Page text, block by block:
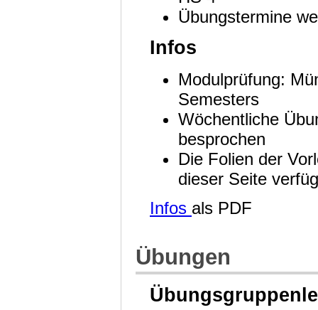
Übungstermine
Infos
Modulprüfung:
Semesters
Wöchentliche
besprochen
Die Folien der
dieser Seite
Infos als PDF
Übungen